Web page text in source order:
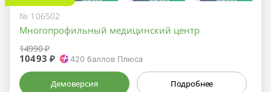
№ 106502
Многопрофильный медицинский центр
14990 ₽
10493 ₽ 420 баллов Плюса
Демоверсия Подробнее